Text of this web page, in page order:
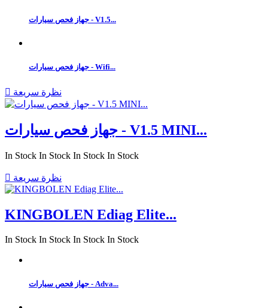
جهاز فحص سيارات - V1.5...
جهاز فحص سيارات - Wifi...
 نظرة سريعة
جهاز فحص سيارات - V1.5 MINI...
In Stock In Stock In Stock In Stock
 نظرة سريعة
KINGBOLEN Ediag Elite...
In Stock In Stock In Stock In Stock
جهاز فحص سيارات - Adva...